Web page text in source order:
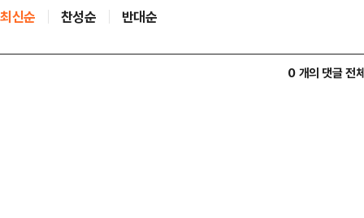
최신순 찬성순 반대순
0 개의 댓글 전